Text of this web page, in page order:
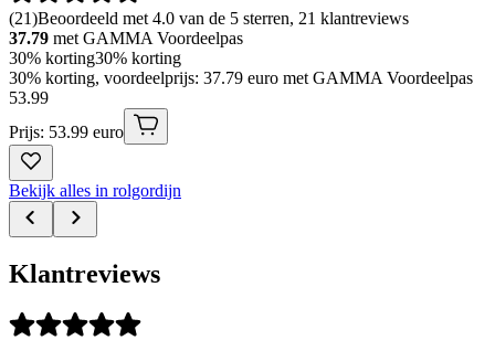
(21)Beoordeeld met 4.0 van de 5 sterren, 21 klantreviews
37.79 met GAMMA Voordeelpas
30% korting30% korting
30% korting, voordeelprijs: 37.79 euro met GAMMA Voordeelpas
53.99
Prijs: 53.99 euro
Bekijk alles in rolgordijn
Klantreviews